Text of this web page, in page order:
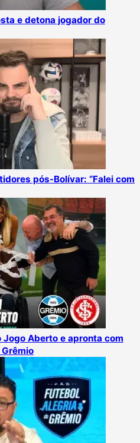
e detona jogador do
pós-Bolívar: “Falei com
Jogo Aberto e apronta com